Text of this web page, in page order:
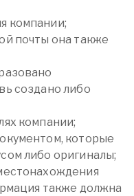
компании;
почты она также
создано либо
компании;
которые
либо оригиналы;
также должна